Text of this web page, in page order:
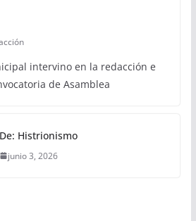
intervino en la redacción e
de Asamblea
De: Histrionismo
junio 3, 2026